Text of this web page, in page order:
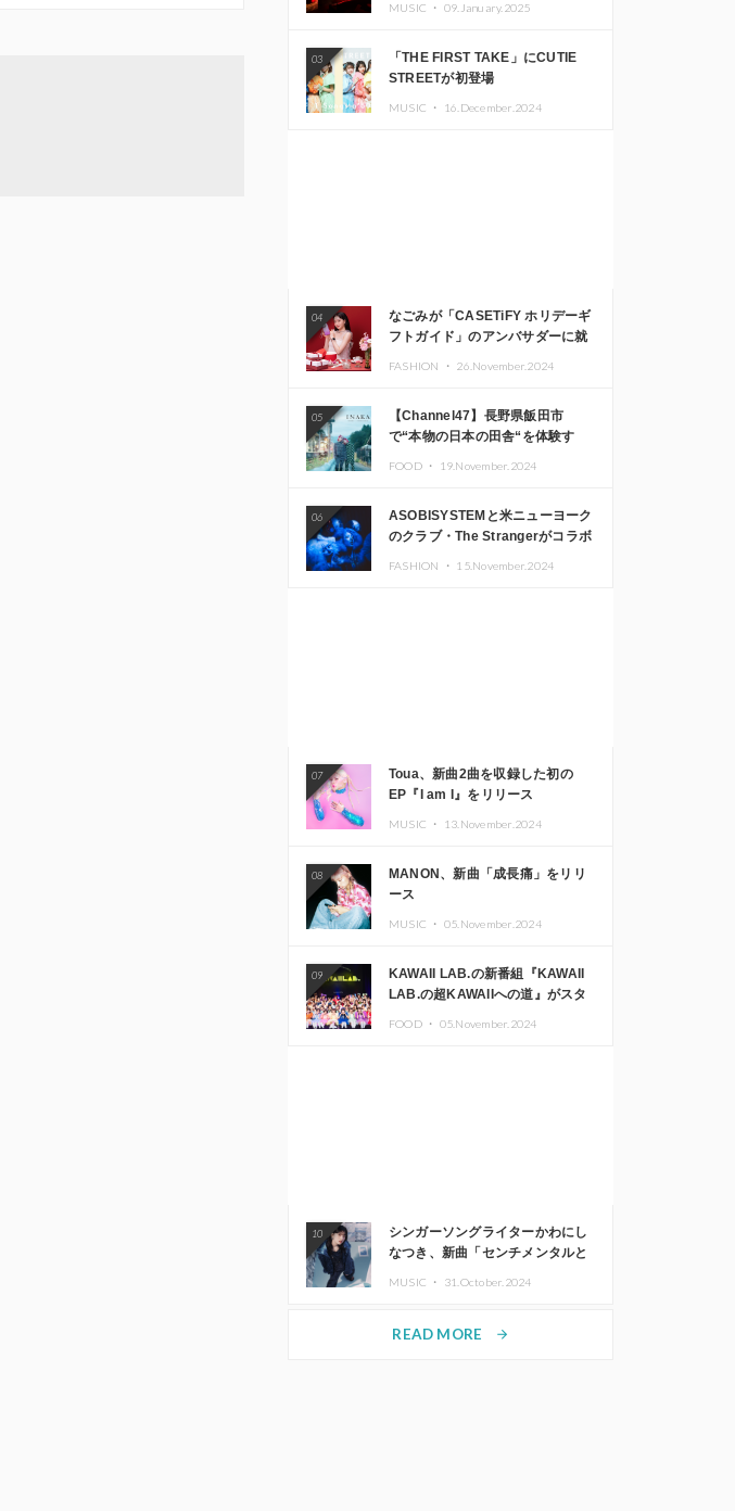
Kza（FORCE OF NATURE）ら日
本を代表するDJ・クリエイターが
出演
MUSIC ・ 09.January.2025
03
「THE FIRST TAKE」にCUTIE
STREETが初登場
MUSIC ・ 16.December.2024
04
なごみが「CASETiFY ホリデーギ
フトガイド」のアンバサダーに就
FASHION ・ 26.November.2024
05
【Channel47】長野県飯田市
で“本物の日本の田舎“を体験す
FOOD ・ 19.November.2024
06
ASOBISYSTEMと米ニューヨーク
のクラブ・The Strangerがコラボ
FASHION ・ 15.November.2024
07
Toua、新曲2曲を収録した初の
EP『I am I』をリリース
MUSIC ・ 13.November.2024
08
MANON、新曲「成長痛」をリリ
ース
MUSIC ・ 05.November.2024
09
KAWAII LAB.の新番組『KAWAII
LAB.の超KAWAIIへの道』がスタ
FOOD ・ 05.November.2024
10
シンガーソングライターかわにし
なつき、新曲「センチメンタルと
MUSIC ・ 31.October.2024
READ MORE arrow_forward